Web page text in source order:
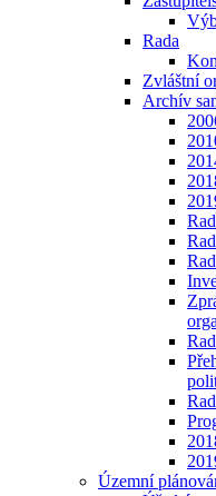
Rada
Zvláštní
Archív
Územní